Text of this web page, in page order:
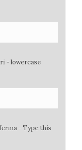
- lowercase
- Type this